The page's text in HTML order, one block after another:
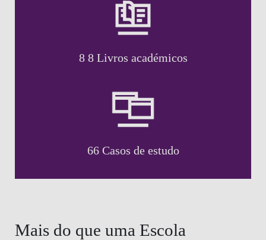
8 8 Livros académicos
66 Casos de estudo
Mais do que uma Escola